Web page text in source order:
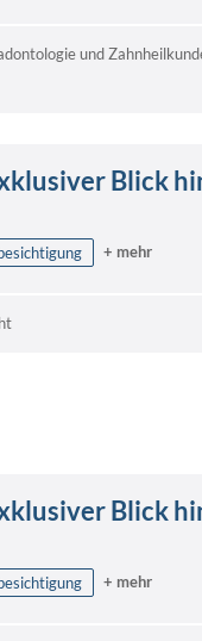
und
Blick
+ mehr
Blick
+ mehr